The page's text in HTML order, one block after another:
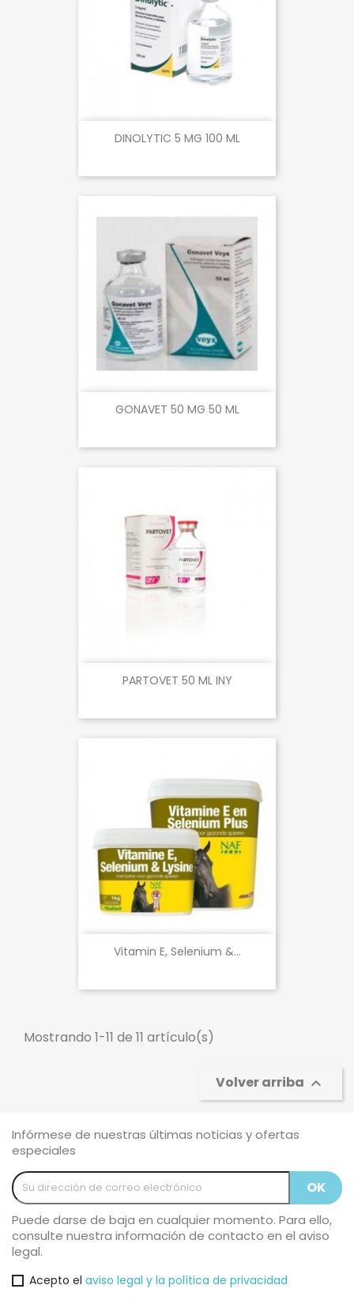
DINOLYTIC 5 MG 100 ML
GONAVET 50 MG 50 ML
PARTOVET 50 ML INY
Vitamin E, Selenium &...
Mostrando 1-11 de 11 artículo(s)
Volver arriba 
Infórmese de nuestras últimas noticias y ofertas
especiales
Puede darse de baja en cualquier momento. Para ello,
consulte nuestra información de contacto en el aviso
legal.
Acepto el aviso legal y la política de privacidad